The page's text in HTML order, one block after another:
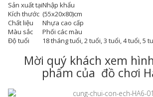
Sản xuất tạiNhập khẩu
Kích thước (55x20x80)cm
Chất liệu
Nhựa cao cấp
Màu sắc
Phối các màu
Độ tuổi
18 tháng tuổi, 2 tuổi, 3 tuổi, 4 tuổi, 5
Mời quý khách xem
phẩm của đồ chơi